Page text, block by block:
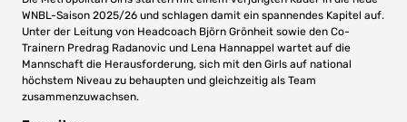
WNBL-Saison 2025/26 und schlagen damit ein spannendes Kapitel auf.
Unter der Leitung von Headcoach Björn Grönheit sowie den Co-
Trainern Predrag Radanovic und Lena Hannappel wartet auf die
Mannschaft die Herausforderung, sich mit den Girls auf national
höchstem Niveau zu behaupten und gleichzeitig als Team
zusammenzuwachsen.